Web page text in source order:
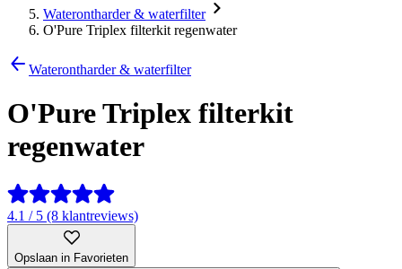
Waterontharder & waterfilter
O'Pure Triplex filterkit regenwater
Waterontharder & waterfilter
O'Pure Triplex filterkit
regenwater
4.1 / 5 (8 klantreviews)
Opslaan in Favorieten